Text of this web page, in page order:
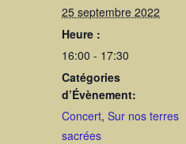
25 septembre 2022
Heure :
16:00 - 17:30
Catégories
d’Évènement:
Concert, Sur nos terres
sacrées